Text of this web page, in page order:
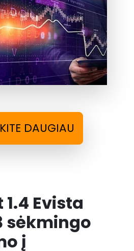
DAUGIAU
Evista
sėkmingo
į